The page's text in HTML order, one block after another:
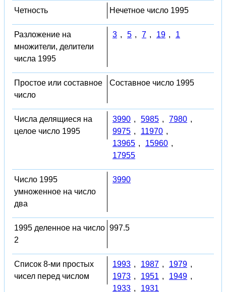
Четность Нечетное число 1995
Разложение на
множители, делители
числа 1995
3 , 5 , 7 , 19 , 1
Простое или составное
число
Составное число 1995
Числа делящиеся на
целое число 1995
3990 , 5985 , 7980 ,
9975 , 11970 ,
13965 , 15960 ,
17955
Число 1995
умноженное на число
два
3990
1995 деленное на число
2
997.5
Список 8-ми простых
чисел перед числом
1993 , 1987 , 1979 ,
1973 , 1951 , 1949 ,
1933 , 1931